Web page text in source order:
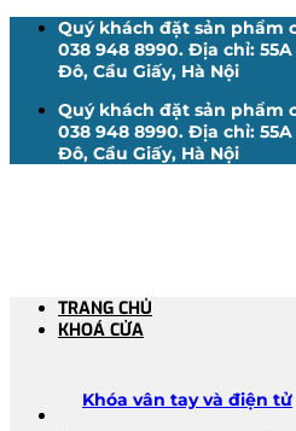
Quý khách đặt sản phẩm
038 948 8990. Địa chỉ:
Đô, Cầu Giấy, Hà Nội
Quý khách đặt sản phẩm
038 948 8990. Địa chỉ:
Đô, Cầu Giấy, Hà Nội
TRANG CHỦ
KHOÁ CỬA
Khóa vân tay và điện tử